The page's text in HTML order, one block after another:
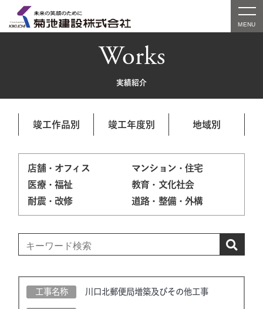
Works
実績紹介
竣工作品別 竣工年度別 地域別
店舗・オフィス
マンション・住宅
医療・福祉
教育・文化社会
耐震・改修
道路・整備・外構
工事名称 川口北郵便局増築及びその他工事